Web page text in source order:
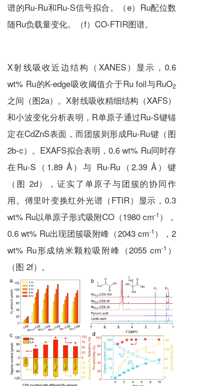
谱的Ru-Ru和Ru-S信号拟合。（e）Ru配位数
随Ru负载量变化。（f）CO-FTIR图谱。
X射线吸收近边结构（XANES）显示，0.6
wt% Ru的K-edge吸收阈值介于Ru foil与RuO2
之间（图2a）。X射线吸收精细结构（XAFS）
和小波变化分析表明，R单原子通过Ru-S键锚
定在CdZnS表面，而团簇则形成Ru-Ru键（图
2b-c）。EXAFS拟合表明，0.6 wt% Ru同时存
在Ru-S（1.89 Å）与 Ru-Ru（2.39 Å）键
（图 2d），证实了单原子与团簇的协同作
用。傅里叶变换红外光谱（FTIR）显示，0.3
wt% Ru以单原子形式吸附CO（1980 cm-1 ），
0.6 wt% Ru出现团簇吸附峰（2043 cm-1 ），2
wt% Ru形成纳米颗粒吸附峰（2055 cm-1 ）
（图 2f）。